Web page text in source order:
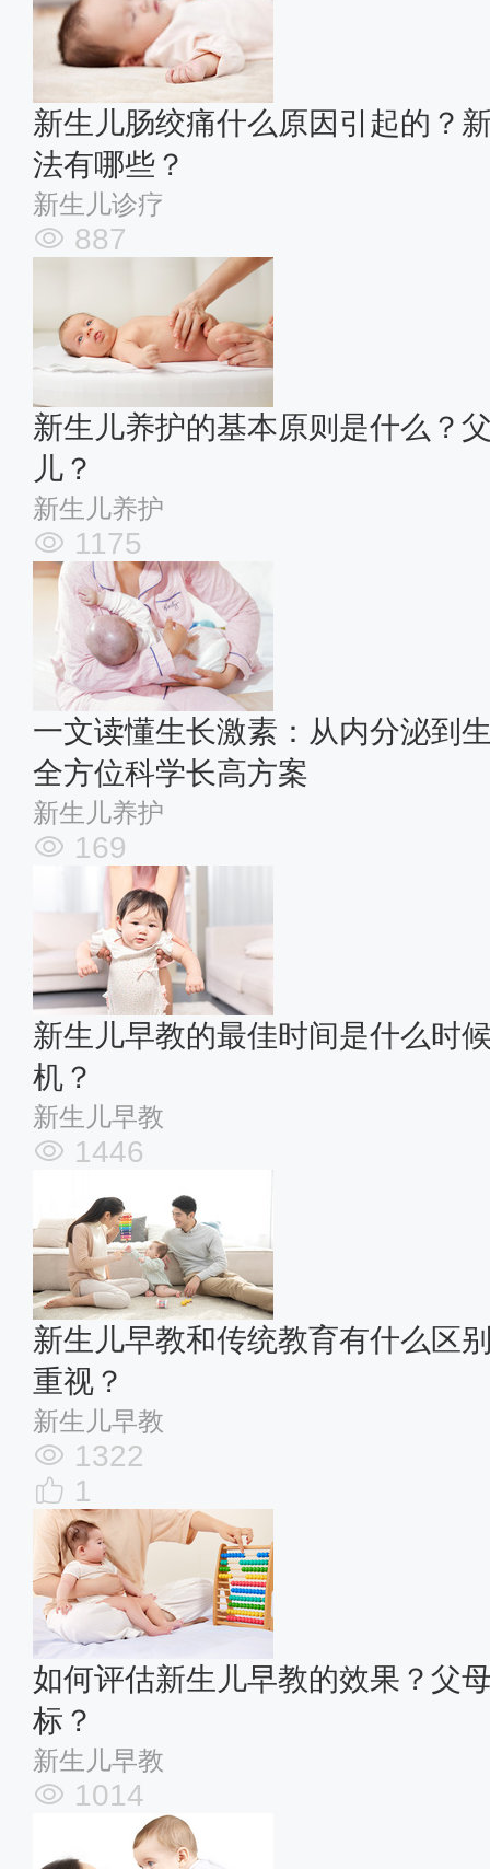
新生儿肠绞痛什么原因引起的？
法有哪些？
新生儿诊疗
887
新生儿养护的基本原则是什么？
儿？
新生儿养护
1175
一文读懂生长激素：从内分泌到
全方位科学长高方案
新生儿养护
169
新生儿早教的最佳时间是什么时
机？
新生儿早教
1446
新生儿早教和传统教育有什么区
重视？
新生儿早教
1322
1
如何评估新生儿早教的效果？父
标？
新生儿早教
1014